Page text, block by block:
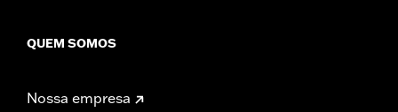
QUEM SOMOS
Nossa empresa